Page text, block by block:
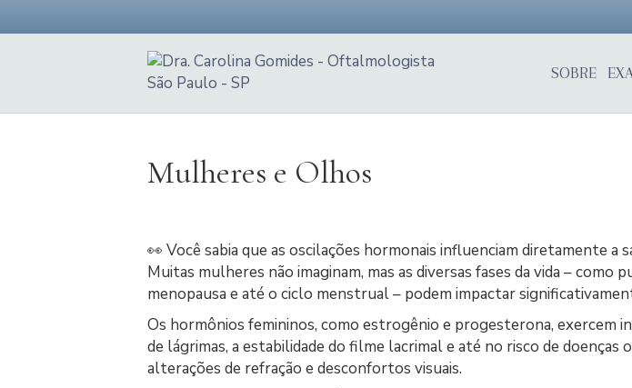
e
b
o
g
l
e
t
a
g
SOBRE
Mulheres e Olhos
👀 Você sabia que as oscilações hormonais influenciam diretamente a
Muitas mulheres não imaginam, mas as diversas fases da vida – como
menopausa e até o ciclo menstrual – podem impactar
Os hormônios femininos, como estrogênio e progesterona, exercem
de lágrimas, a estabilidade do filme lacrimal e até no risco de doenças
alterações de refração e desconfortos visuais.